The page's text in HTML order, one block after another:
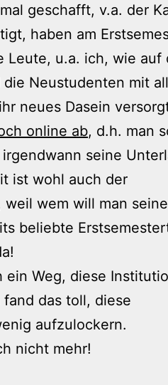
geschafft, v.a. der
haben am
u.a. ich, wie auf
Neustudenten mit
neues Dasein
online ab, d.h. man
seine
ist wohl auch der
wem will man
beliebte
Weg, diese
das toll, diese
aufzulockern.
nicht mehr!